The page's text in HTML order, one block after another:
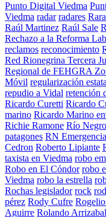
Punto Digital Viedma
Viedma radar radares
Raúl Martinez Raúl Sale
Rechazo a la Reforma
reclamos reconocimiento
Red Rionegrina Tercera
Regional de FEHGRA
Móvil regularización
repudio a Vidal retención
Ricardo Curetti Ricardo
marino Ricardo Marino
Richie Ramone Río Negro
patagones RN
Cedron Roberto Lipiante
taxista en Viedma robo
Robo en El Cóndor robo
Viedma robo la estrella
Rochas legislador rock
pérez Rody Cufre
Aguirre Rolando